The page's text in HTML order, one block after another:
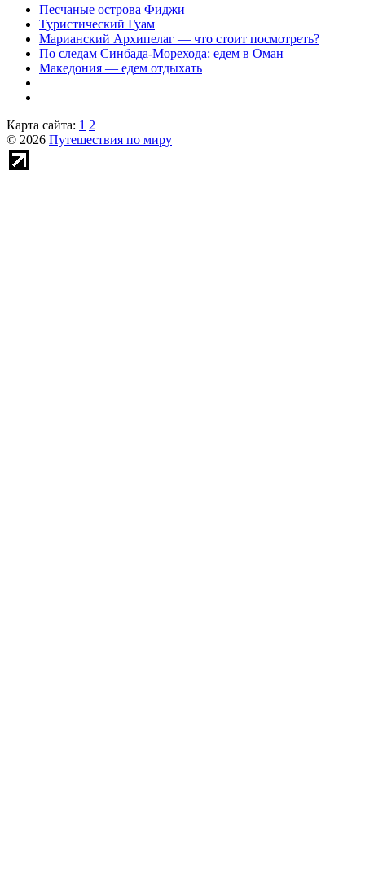
Песчаные острова Фиджи
Туристический Гуам
Марианский Архипелаг — что стоит посмотреть?
По следам Синбада-Морехода: едем в Оман
Македония — едем отдыхать
Карта сайта: 1 2
© 2026 Путешествия по миру